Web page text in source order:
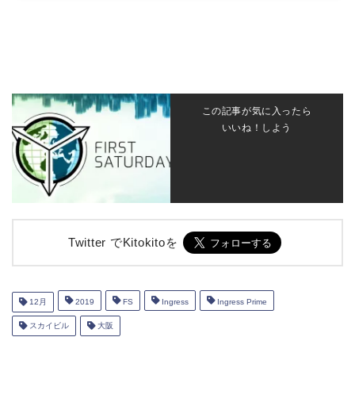
この記事が気に入ったら
いいね！しよう
Twitter でKitokitoを
12月 2019 FS Ingress Ingress Prime
スカイビル 大阪